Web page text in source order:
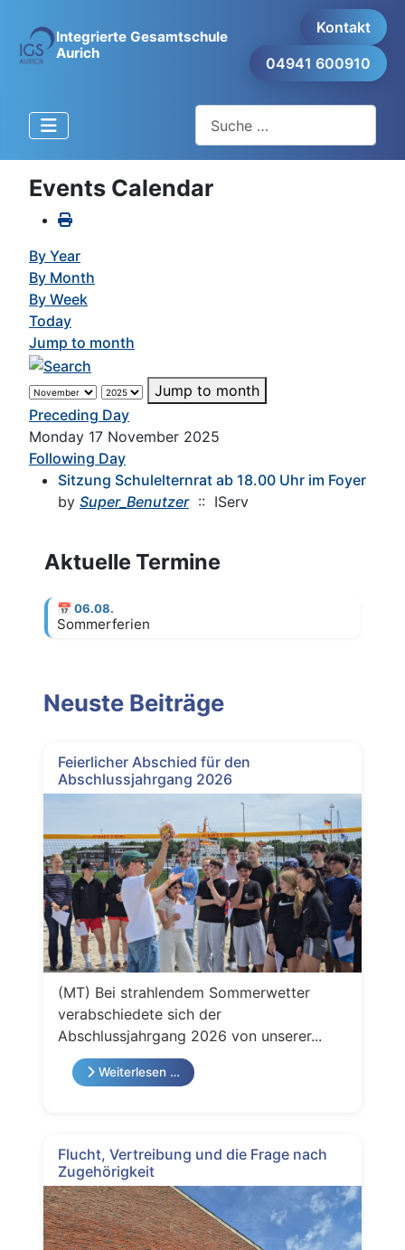
Integrierte Gesamtschule
Aurich
Kontakt
04941 600910
Events Calendar
By Year
By Month
By Week
Today
Jump to month
Jump to month
Preceding Day
Monday 17 November 2025
Following Day
Sitzung Schulelternrat ab 18.00 Uhr im Foyer
by Super_Benutzer:: IServ
Aktuelle Termine
📅 06.08.
Sommerferien
Neuste Beiträge
Feierlicher Abschied für den
Abschlussjahrgang 2026
(MT) Bei strahlendem Sommerwetter
verabschiedete sich der
Abschlussjahrgang 2026 von unserer...
Weiterlesen …
Flucht, Vertreibung und die Frage nach
Zugehörigkeit